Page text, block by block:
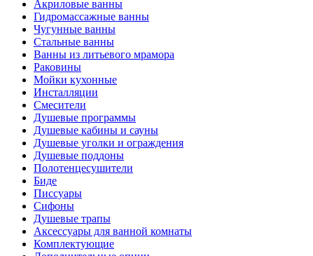
Акриловые ванны
Гидромассажные ванны
Чугунные ванны
Стальные ванны
Ванны из литьевого мрамора
Раковины
Мойки кухонные
Инсталляции
Смесители
Душевые программы
Душевые кабины и сауны
Душевые уголки и ограждения
Душевые поддоны
Полотенцесушители
Биде
Писсуары
Сифоны
Душевые трапы
Аксессуары для ванной комнаты
Комплектующие